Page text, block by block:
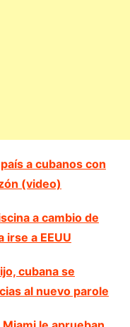
a cubanos con
(video)
a cambio de
a EEUU
cubana se
al nuevo parole